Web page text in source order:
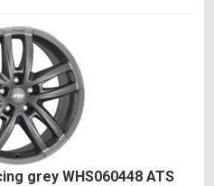
grey WHS060448 ATS